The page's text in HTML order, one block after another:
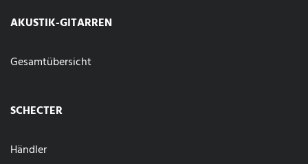
AKUSTIK-GITARREN
Gesamtübersicht
SCHECTER
Händler